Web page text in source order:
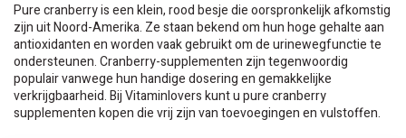
Pure cranberry is een klein, rood besje die oorspronkelijk afkomstig
zijn uit Noord-Amerika. Ze staan ​​bekend om hun hoge gehalte aan
antioxidanten en worden vaak gebruikt om de urinewegfunctie te
ondersteunen. Cranberry-supplementen zijn tegenwoordig
populair vanwege hun handige dosering en gemakkelijke
verkrijgbaarheid. Bij Vitaminlovers kunt u pure cranberry
supplementen kopen die vrij zijn van toevoegingen en vulstoffen.